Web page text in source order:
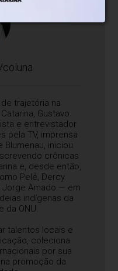
trajetória na
Gustavo
e entrevistador
pela TV, imprensa
Blumenau, iniciou
crônicas
e, desde então,
Pelé, Dercy
Jorge Amado — em
indígenas da
da ONU.
talentos locais e
coleciona
por sua
promoção da